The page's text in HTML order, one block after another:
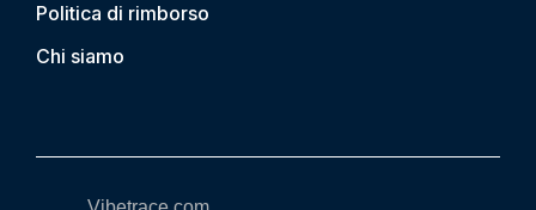
Politica di rimborso
Chi siamo